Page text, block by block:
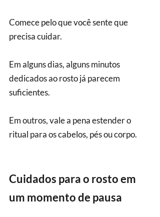
Comece pelo que você sente que
precisa cuidar.
Em alguns dias, alguns minutos
dedicados ao rosto já parecem
suficientes.
Em outros, vale a pena estender o
ritual para os cabelos, pés ou corpo.
Cuidados para o rosto em
um momento de pausa